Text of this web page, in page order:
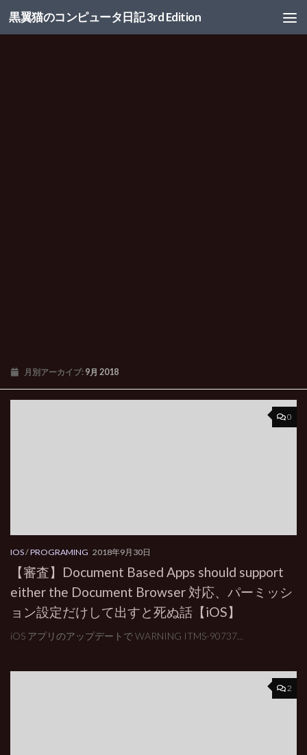
コンテンツへスキップ
黒翼猫のコンピュータ日記 3rd Edition
月別アーカイブ: 9月 2018
0
IOS/PROGRAMING 2018年9月30日
【審査】Document Based Apps should support
either the Document Browser 対応、パーミッシ
ョン設定だけして出すと死ぬ話【iOS】
iOS アプリのアップデートで WARNING ITMS-90737...
2